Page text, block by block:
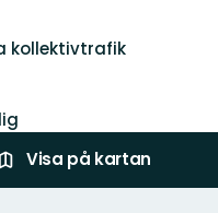
kollektivtrafik
Visa på kartan